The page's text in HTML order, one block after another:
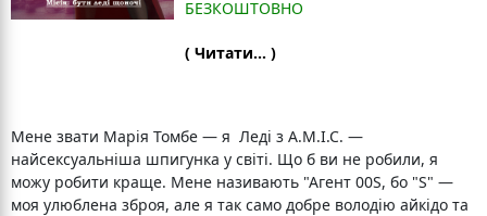
БЕЗКОШТОВНО
( Читати... )
Мене звати Марія Томбе — я Леді з А.М.І.С. —
найсексуальніша шпигунка у світі. Що б ви не робили, я
можу робити краще. Мене називають "Агент 00S, бо "S" —
моя улюблена зброя, але я так само добре володію айкідо та